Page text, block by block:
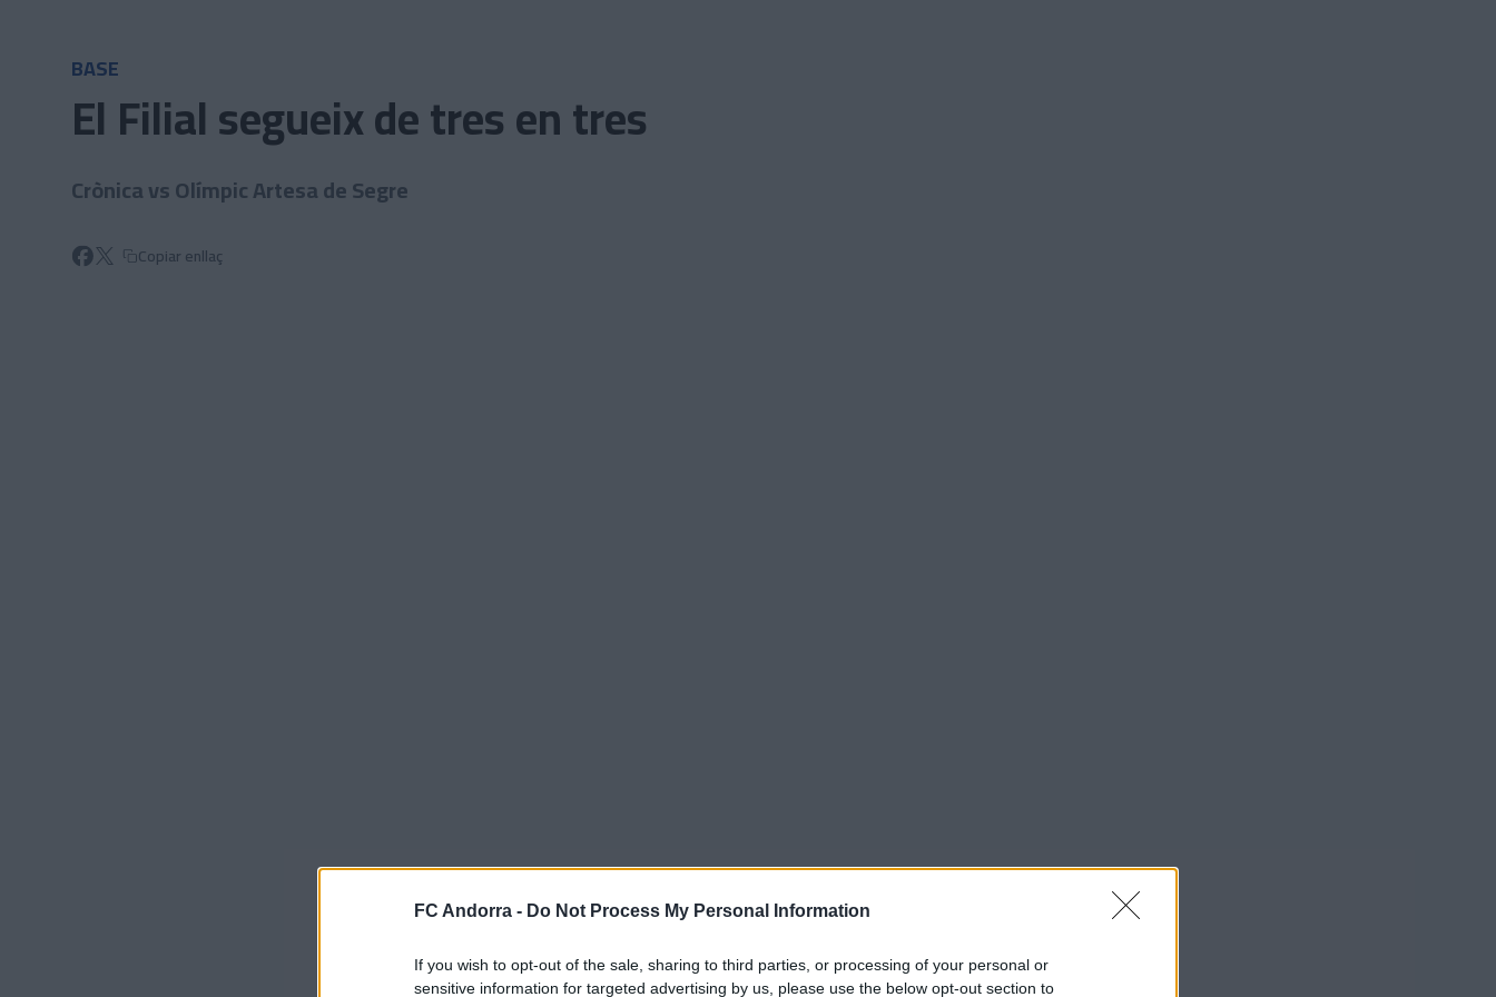
FC Andorra - Do Not Process My Personal Information
If you wish to opt-out of the sale, sharing to third parties, or processing of your personal or
sensitive information for targeted advertising by us, please use the below opt-out section to
BASE
El Filial segueix de tres en tres
Crònica vs Olímpic Artesa de Segre
Copiar enllaç